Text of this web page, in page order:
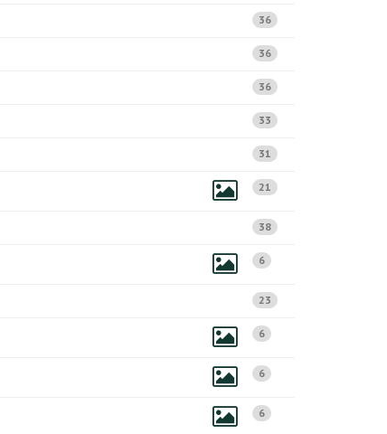
36
36
36
33
31
21
38
6
23
6
6
6